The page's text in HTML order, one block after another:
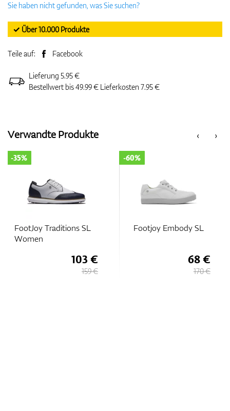
Sie haben nicht gefunden, was Sie suchen?
✓ Über 10.000 Produkte
Teile auf: Facebook
Lieferung 5.95 €
Bestellwert bis 49.99 € Lieferkosten 7.95 €
‹
Verwandte Produkte ›
FootJoy Traditions SL
Women
-35%
103 €
159 €
Footjoy Embody SL
-60%
68 €
170 €